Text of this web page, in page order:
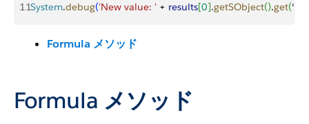
11System.debug('New value: ' + results[0].getSObject().get(‘
Formula メソッド
Formula メソッド